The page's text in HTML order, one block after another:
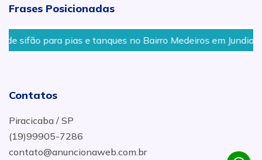
Frases Posicionadas
pias e tanques no Bairro Medeiros em Jundiaí
Contatos
Piracicaba / SP
(19)99905-7286
contato@anuncionaweb.com.br